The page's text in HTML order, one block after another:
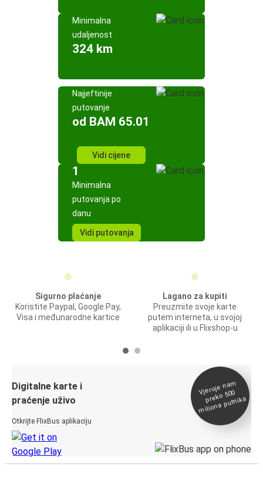
Minimalna
udaljenost
324 km
Najjeftinije
putovanje
od BAM 65.01
Vidi cijene
1
Minimalna
putovanja po
danu
Vidi putovanja
Sigurno plaćanje
Koristite Paypal, Google Pay,
Visa i međunarodne kartice
Lagano za kupiti
Preuzmite svoje karte
putem interneta, u svojoj
aplikaciji ili u Flixshop-u
Digitalne karte i
praćenje uživo
Otkrijte FlixBus aplikaciju
Vjeruje na
m
preko 500
miliona putnika